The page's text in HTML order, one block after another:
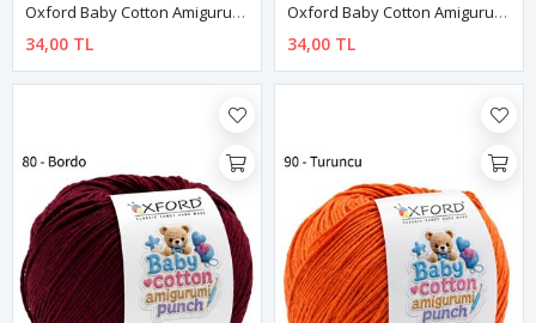
Oxford Baby Cotton Amigurumi Punch 50 Gr 150 M No:060 Hardal Sarısı
34,00 TL
Oxford Baby Cotton Amigurumi Punch 50 Gr 150 M No:070 Kiremit
34,00 TL